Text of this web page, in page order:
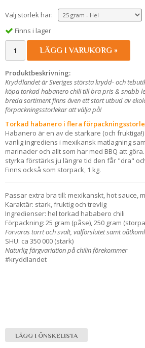
Välj storlek här:
Finns i lager
LÄGG I VARUKORG »
Produktbeskrivning:
Kryddlandet är Sveriges största krydd- och
köpa torkad habanero chili till bra pris & snabb
breda sortiment finns även ett stort utbud av
förpackningsstorlekar att välja på!
Torkad habanero i flera
Habanero är en av de starkare (och
vanlig ingrediens i mexikansk matlagning
marinader och allt som har med BBQ att
styrka förstärks ju längre tid den får "dra"
Finns också som storpack, 1 kg.
Passar extra bra till: mexikanskt, hot sauce,
Karaktär: stark, fruktig och trevlig
Ingredienser: hel torkad hababero chili
Förpackning: 25 gram (påse), 250 gram
Förvaras torrt och svalt, välförslutet samt
SHU: ca 350 000 (stark)
Naturlig färgvariation på chilin förekommer
#kryddlandet
LÄGG I ÖNSKELISTA